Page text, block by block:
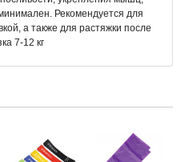
Рекомендуется для
а также для растяжки после
7-12 кг